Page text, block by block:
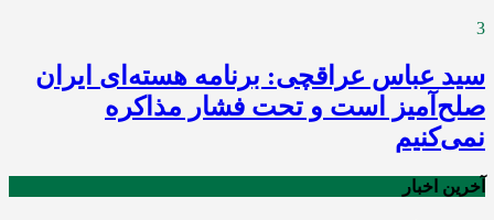
3
سید عباس عراقچی: برنامه هسته‌ای ایران
صلح‌آمیز است و تحت فشار مذاکره
نمی‌کنیم
آخرین اخبار